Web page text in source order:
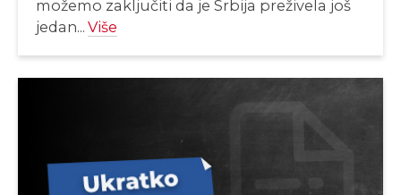
možemo zaključiti da je Srbija preživela još
jedan... Više